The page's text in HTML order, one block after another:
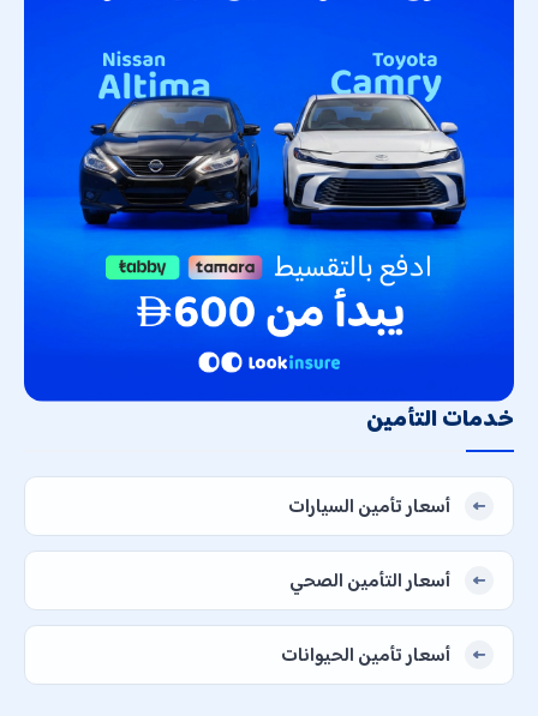
خدمات التأمين
أسعار تأمين السيارات
أسعار التأمين الصحي
أسعار تأمين الحيوانات